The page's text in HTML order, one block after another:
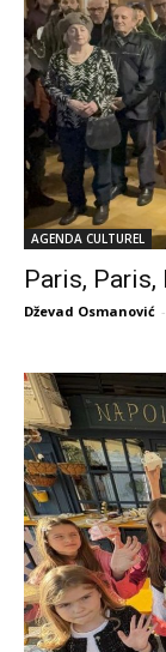
AGENDA CULTUREL
Paris, Paris,
Dževad Osmanović -